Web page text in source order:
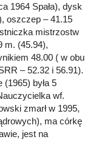
1964 Spała), dysk
oszczep – 41.15
mistrzostw
m. (45.94),
48.00 ( w obu
– 52.32 i 56.91).
była 5
wf.
zmarł w 1995,
ma córkę
jest na